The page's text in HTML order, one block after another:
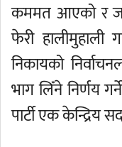
कममत आएको र
फेरी हालीमुहाली
निकायको
भाग लिँने निर्णय
पार्टी एक केन्द्रिय